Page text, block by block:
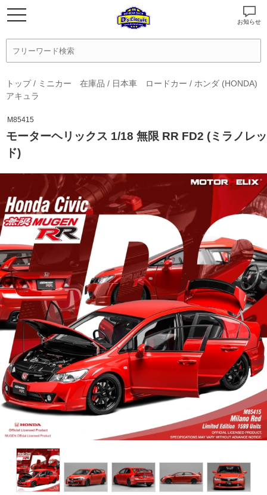
お知らせ
トップ/ ミニカー 在庫品 / 日本車 ロードカー / ホンダ (HONDA)
アキュラ
M85415
モーターヘリックス 1/18 無限 RR FD2 (ミラノレッ
ド)